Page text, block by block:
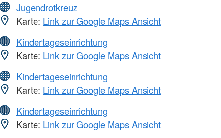
Jugendrotkreuz
Karte: Link zur Google Maps Ansicht
Kindertageseinrichtung
Karte: Link zur Google Maps Ansicht
Kindertageseinrichtung
Karte: Link zur Google Maps Ansicht
Kindertageseinrichtung
Karte: Link zur Google Maps Ansicht